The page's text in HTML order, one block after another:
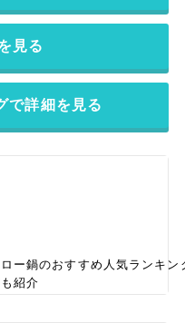
見る
で詳細を見る
ロー鍋のおすすめ人気ラン
紹介